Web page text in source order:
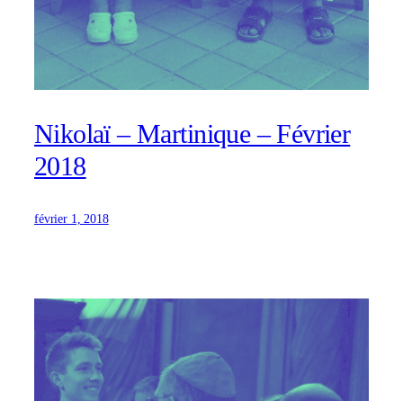
Nikolaï – Martinique – Février
2018
février 1, 2018